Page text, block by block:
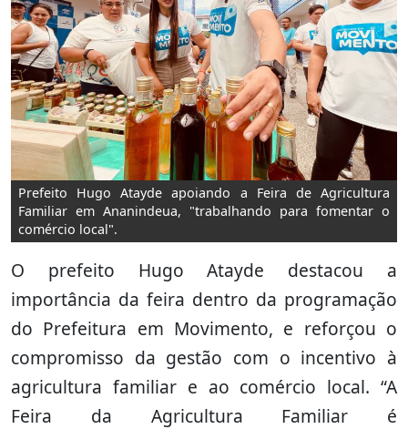
Prefeito Hugo Atayde apoiando a Feira de Agricultura
Familiar em Ananindeua, "trabalhando para fomentar o
comércio local".
O prefeito Hugo Atayde destacou a
importância da feira dentro da programação
do Prefeitura em Movimento, e reforçou o
compromisso da gestão com o incentivo à
agricultura familiar e ao comércio local. “A
Feira da Agricultura Familiar é